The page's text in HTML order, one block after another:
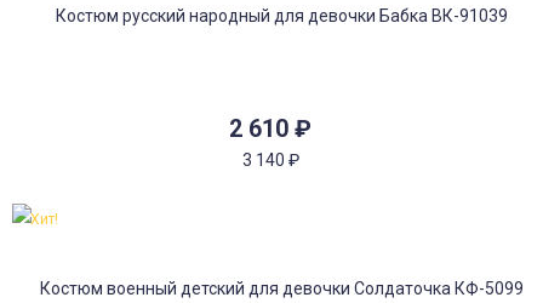
2 610 ₽
3 140 ₽
Хит!